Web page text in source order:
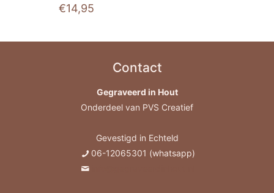
€14,95
Contact
Gegraveerd in Hout
Onderdeel van PVS Creatief
Gevestigd in Echteld
06-12065301 (whatsapp)